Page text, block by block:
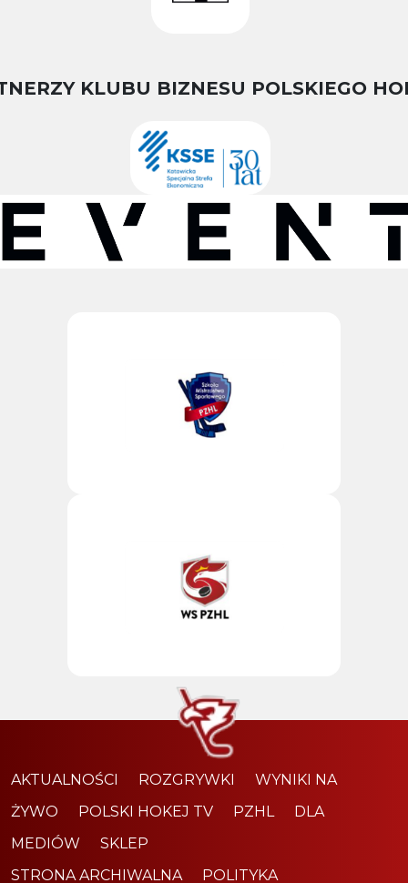
KLUBU BIZNESU POLSKIEGO
AKTUALNOŚCI ROZGRYWKI
WYNIKI NA
ŻYWO
POLSKI HOKEJ TV PZHL
DLA
MEDIÓW
SKLEP
STRONA ARCHIWALNA
POLITYKA